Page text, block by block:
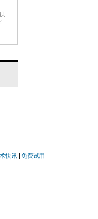
快讯| 免费试用